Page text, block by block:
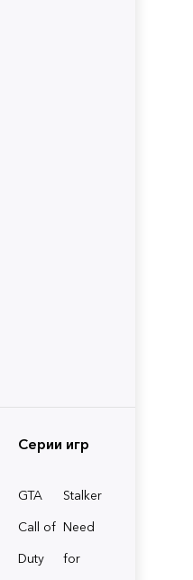
Серии игр
GTA
Stalker
Call of
Duty
Need
for